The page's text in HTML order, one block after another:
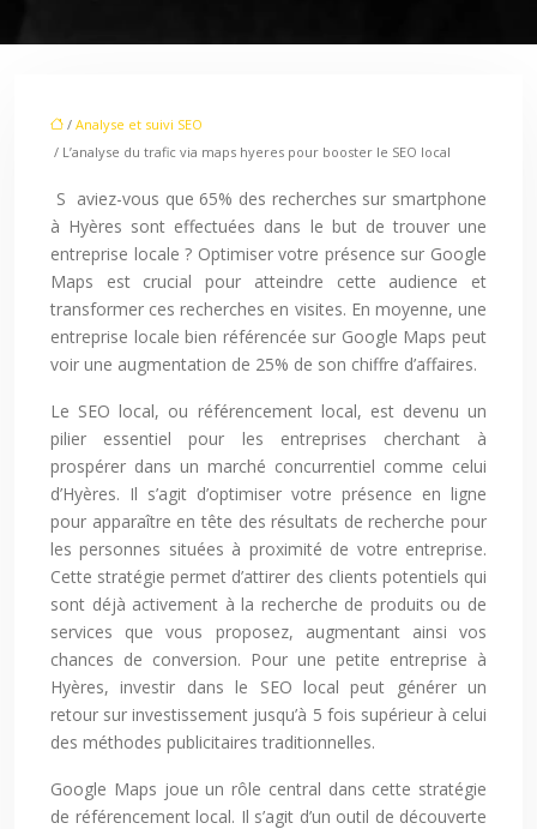
/ Analyse et suivi SEO
/ L’analyse du trafic via maps hyeres pour booster le SEO local
Saviez-vous que 65% des recherches sur smartphone
à Hyères sont effectuées dans le but de trouver une
entreprise locale ? Optimiser votre présence sur Google
Maps est crucial pour atteindre cette audience et
transformer ces recherches en visites. En moyenne, une
entreprise locale bien référencée sur Google Maps peut
voir une augmentation de 25% de son chiffre d’affaires.
Le SEO local, ou référencement local, est devenu un
pilier essentiel pour les entreprises cherchant à
prospérer dans un marché concurrentiel comme celui
d’Hyères. Il s’agit d’optimiser votre présence en ligne
pour apparaître en tête des résultats de recherche pour
les personnes situées à proximité de votre entreprise.
Cette stratégie permet d’attirer des clients potentiels qui
sont déjà activement à la recherche de produits ou de
services que vous proposez, augmentant ainsi vos
chances de conversion. Pour une petite entreprise à
Hyères, investir dans le SEO local peut générer un
retour sur investissement jusqu’à 5 fois supérieur à celui
des méthodes publicitaires traditionnelles.
Google Maps joue un rôle central dans cette stratégie
de référencement local. Il s’agit d’un outil de découverte